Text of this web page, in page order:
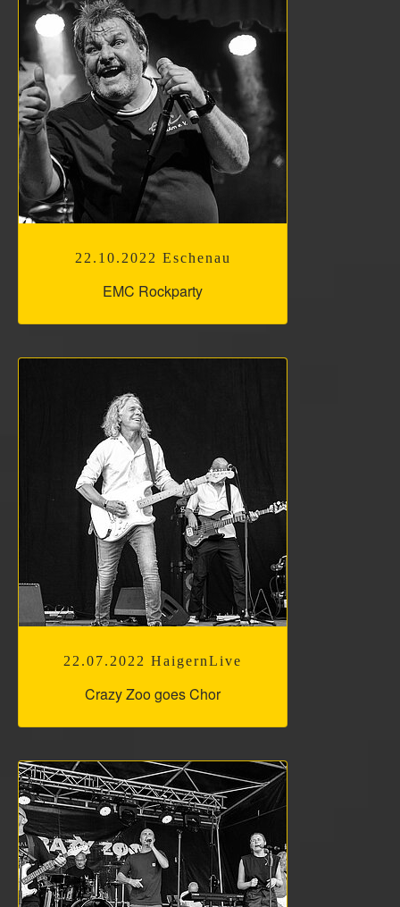
22.10.2022 Eschenau
EMC Rockparty
22.07.2022 HaigernLive
Crazy Zoo goes Chor